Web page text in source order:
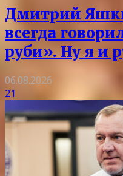
Дмитрий
всегда
руби». Ну я и
06.08.2026
21